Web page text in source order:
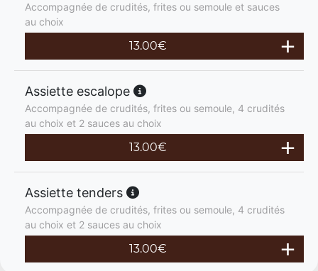
Accompagnée de crudités, frites ou semoule et sauces
au choix
13.00€
Assiette escalope
Accompagnée de crudités, frites ou semoule, 4 crudités
au choix et 2 sauces au choix
13.00€
Assiette tenders
Accompagnée de crudités, frites ou semoule, 4 crudités
au choix et 2 sauces au choix
13.00€